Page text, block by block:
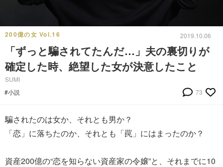
200億の女 Vol.16 2019.10.06
「ずっと騙されてたんだ…」夫の裏切りが
確定した時、絶望した女が決意したこと
SUMI
#小説
73
騙されたのは女か、それとも男か？
「恋」に落ちたのか、それとも「罠」にはまったのか？
資産200億の“恋を知らない資産家の令嬢”と、それまでに10